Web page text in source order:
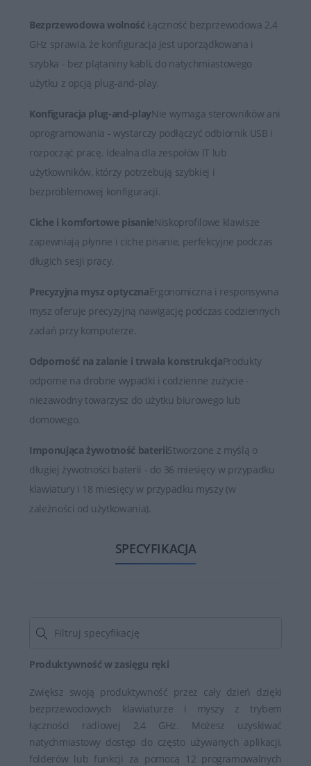
Bezprzewodowa wolność Łączność bezprzewodowa 2,4
GHz sprawia, że konfiguracja jest uporządkowana i
szybka - bez plątaniny kabli, do natychmiastowego
użytku z opcją plug-and-play.
Konfiguracja plug-and-playNie wymaga sterowników ani
oprogramowania - wystarczy podłączyć odbiornik USB i
rozpocząć pracę. Idealna dla zespołów IT lub
użytkowników, którzy potrzebują szybkiej i
bezproblemowej konfiguracji.
Ciche i komfortowe pisanieNiskoprofilowe klawisze
zapewniają płynne i ciche pisanie, perfekcyjne podczas
długich sesji pracy.
Precyzyjna mysz optycznaErgonomiczna i responsywna
mysz oferuje precyzyjną nawigację podczas codziennych
zadań przy komputerze.
Odporność na zalanie i trwała konstrukcjaProdukty
odporne na drobne wypadki i codzienne zużycie -
niezawodny towarzysz do użytku biurowego lub
domowego.
Imponująca żywotność bateriiStworzone z myślą o
długiej żywotności baterii - do 36 miesięcy w przypadku
klawiatury i 18 miesięcy w przypadku myszy (w
zależności od użytkowania).
SPECYFIKACJA
Produktywność w zasięgu ręki
Zwiększ swoją produktywność przez cały dzień dzięki
bezprzewodowych klawiaturze i myszy z trybem
łączności radiowej 2,4 GHz. Możesz uzyskiwać
natychmiastowy dostęp do często używanych aplikacji,
folderów lub funkcji za pomocą 12 programowalnych